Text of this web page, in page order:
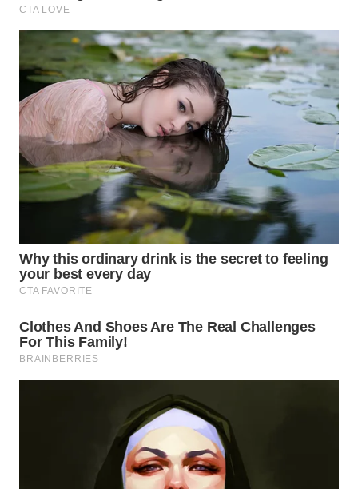
DANAU
WN
NIAS
WN
LANGKAT
WN
TAPANULI
WN
TANJUNG
LESUNG
WN
KARO
LABUHANBATU